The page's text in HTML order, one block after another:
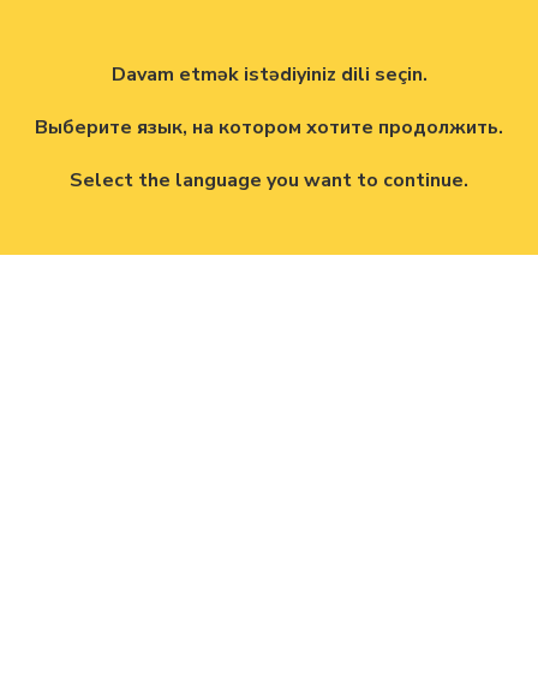
Davam etmək istədiyiniz dili seçin.
Выберите язык, на котором хотите продолжить.
Select the language you want to continue.